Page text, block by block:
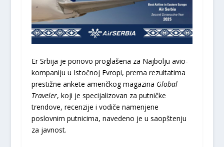
Er Srbija je ponovo proglašena za Najbolju avio-
kompaniju u Istočnoj Evropi, prema rezultatima
prestižne ankete američkog magazina Global
Traveler, koji je specijalizovan za putničke
trendove, recenzije i vodiče namenjene
poslovnim putnicima, navedeno je u saopštenju
za javnost.